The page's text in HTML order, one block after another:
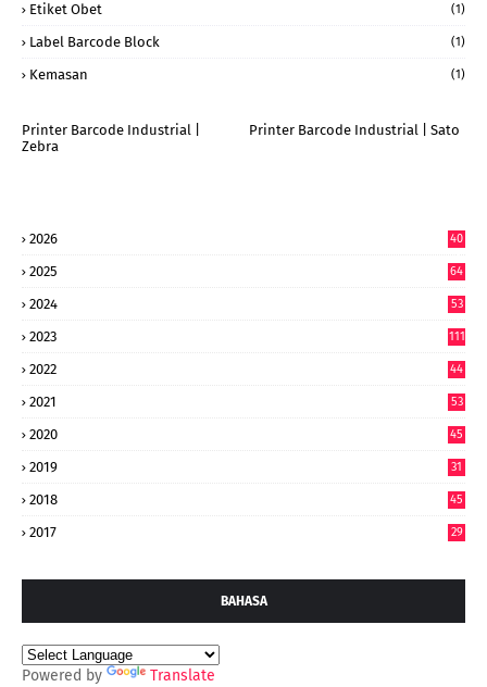
Etiket Obet (1)
Label Barcode Block (1)
Kemasan (1)
Printer Barcode Industrial |
Zebra
Printer Barcode Industrial | Sato
2026
40
2025
64
2024
53
2023 111
2022
44
2021 53
2020 45
2019 31
2018 45
2017 29
BAHASA
Powered by Translate